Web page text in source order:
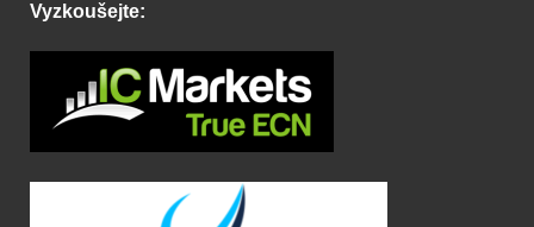
Vyzkoušejte: